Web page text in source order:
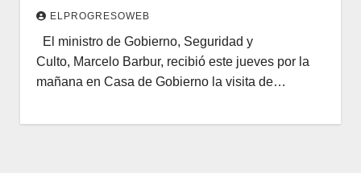
ELPROGRESOWEB
El ministro de Gobierno, Seguridad y
Culto, Marcelo Barbur, recibió este jueves por la
mañana en Casa de Gobierno la visita de…